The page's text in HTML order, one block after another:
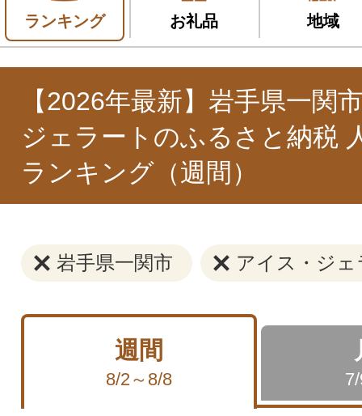
ランキング お礼品 地域
【2026年最新】岩手県一関
ジェラートのふるさと納税
ランキング（週間）
岩手県一関市 アイス・ジェ
週間
8/2～8/8